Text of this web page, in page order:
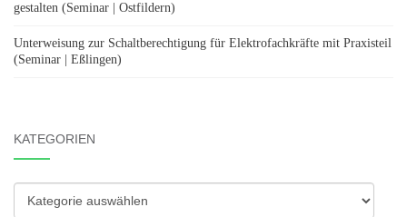
gestalten (Seminar | Ostfildern)
Unterweisung zur Schaltberechtigung für Elektrofachkräfte mit Praxisteil
(Seminar | Eßlingen)
KATEGORIEN
Kategorien